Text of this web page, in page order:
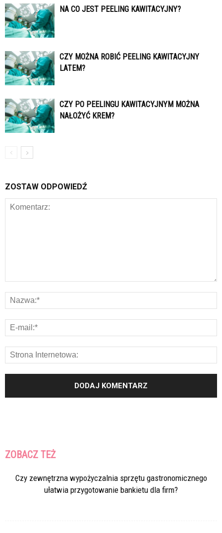
NA CO JEST PEELING KAWITACYJNY?
CZY MOŻNA ROBIĆ PEELING KAWITACYJNY
LATEM?
CZY PO PEELINGU KAWITACYJNYM MOŻNA
NAŁOŻYĆ KREM?
ZOSTAW ODPOWIEDŹ
ZOBACZ TEŻ
Czy zewnętrzna wypożyczalnia sprzętu gastronomicznego
ułatwia przygotowanie bankietu dla firm?